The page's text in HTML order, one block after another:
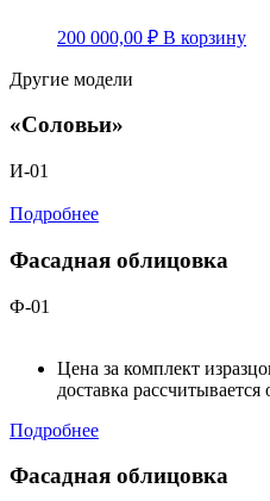
200 000,00 ₽ В корзину
Другие модели
«Соловьи»
И-01
Подробнее
Фасадная облицовка
Ф-01
Цена за комплект
доставка рассчитывается
Подробнее
Фасадная облицовка